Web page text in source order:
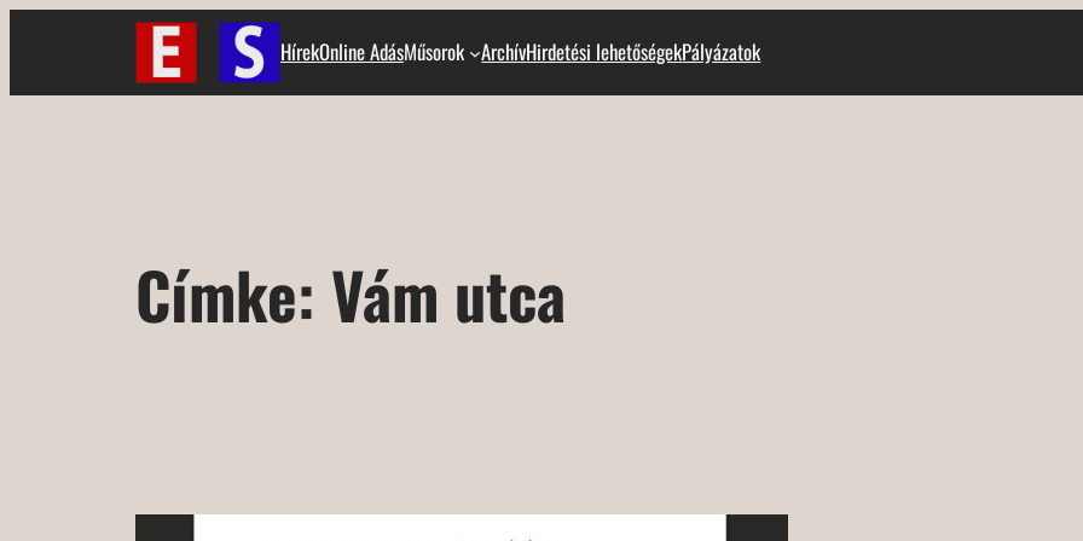
HírekOnline AdásMűsorok ArchívHirdetési lehetőségekPályázatok
Címke: Vám utca